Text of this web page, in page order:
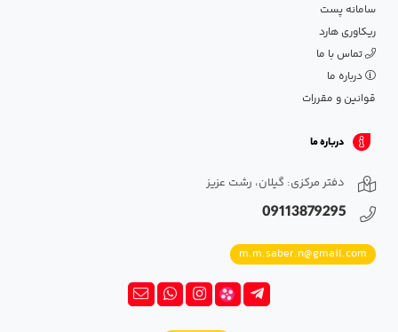
سامانه پست
ریکاوری هارد
تماس با ما
درباره ما
قوانین و مقررات
درباره ما
دفتر مرکزی: گیلان، رشت عزیز
09113879295
m.m.saber.n@gmail.com